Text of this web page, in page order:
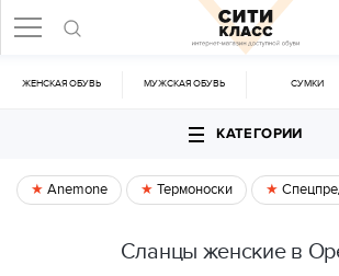
ЖЕНСКАЯ ОБУВЬ МУЖСКАЯ ОБУВЬ CУМКИ
КАТЕГОРИИ
Anemone Термоноски
Сланцы женские в